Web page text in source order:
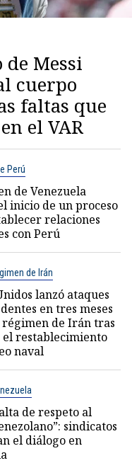
Messi
cuerpo
faltas que
el VAR
Perú
de Venezuela
inicio de un proceso
relaciones
con Perú
de Irán
lanzó ataques
en tres meses
de Irán tras
restablecimiento
naval
de respeto al
sindicatos
el diálogo en